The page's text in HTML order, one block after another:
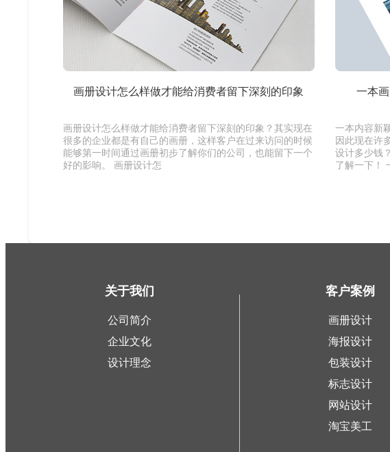
画册设计怎么样做才能给消费者留下深刻的印象
画册设计怎么样做才能给消费者留下深刻的印象？其实现在
很多的企业都是有自己的画册，这样客户在过来访问的时候
能够第一时间通过画册初步了解你们的公司，也能留下一个
好的影响。 画册设计怎
一本
一本内容新
因此现在许
设计多少钱
了解一下！
关于我们
公司简介
企业文化
设计理念
客户案例
画册设计
海报设计
包装设计
标志设计
网站设计
淘宝美工